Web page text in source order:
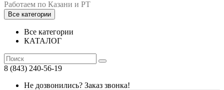
Все категории
Все категории
КАТАЛОГ
8 (843) 240-56-19
Не дозвонились? Заказ звонка!